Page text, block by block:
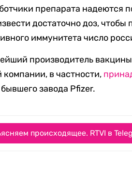
препарата надеются
достаточно доз, чтобы
иммунитета число
производитель
в частности,
завода Pfizer.
происходящее. RTVI в